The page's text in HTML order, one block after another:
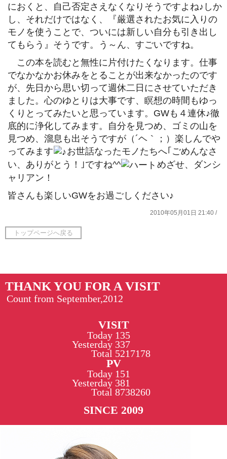
におくと、自己否定さえなくなりそうですよね♪しか
し、それだけではなく、『厳選されたお気に入りの
モノを使うことで、ついには新しい自分も引き出し
てもらう』そうです。う～ん、すごいですね。
この本を読むと無性に片付けたくなります。仕事
でなかなかお休みをとることが出来なかったのです
が、先日から思い切って週休二日にさせていただき
ました。心のゆとりは大事です、瞑想の時間もゆっ
くりとってみたいと思っています。GWも４連休♪徹
底的に浄化してみます。自分を見つめ、ゴミの山を
見つめ、溜息も出そうですが（´ヘ｀；）楽しんでや
ってみます
お世話なったモノたちへ｢ごめんなさ
い、ありがとう！｣ですね^^
めざせ、ダンシ
ャリアン！
皆さんも楽しいGWをお過ごしください♪
2010年05月01日 21:40 /
トップページへ戻る
THANK YOU FOR A VISIT
Count from September,2012
VISIT
Today
Yesterday
Total
135
337
5217178
PV
Today
Yesterday
Total
151
381
8738260
SINCE 2009